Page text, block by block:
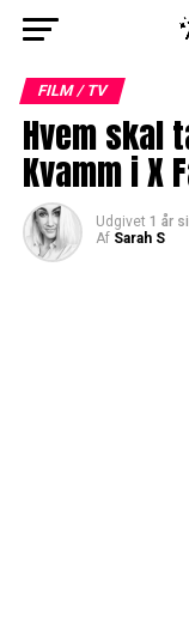
FILM / TV
Hvem skal
Kvamm i X
Udgivet 1 år
Af Sarah S